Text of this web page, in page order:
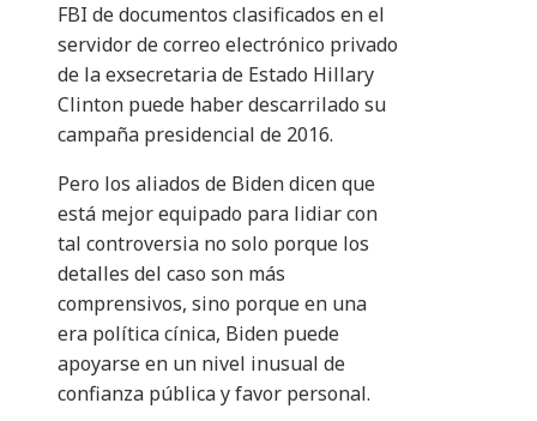
FBI de documentos clasificados en el
servidor de correo electrónico privado
de la exsecretaria de Estado Hillary
Clinton puede haber descarrilado su
campaña presidencial de 2016.
Pero los aliados de Biden dicen que
está mejor equipado para lidiar con
tal controversia no solo porque los
detalles del caso son más
comprensivos, sino porque en una
era política cínica, Biden puede
apoyarse en un nivel inusual de
confianza pública y favor personal.